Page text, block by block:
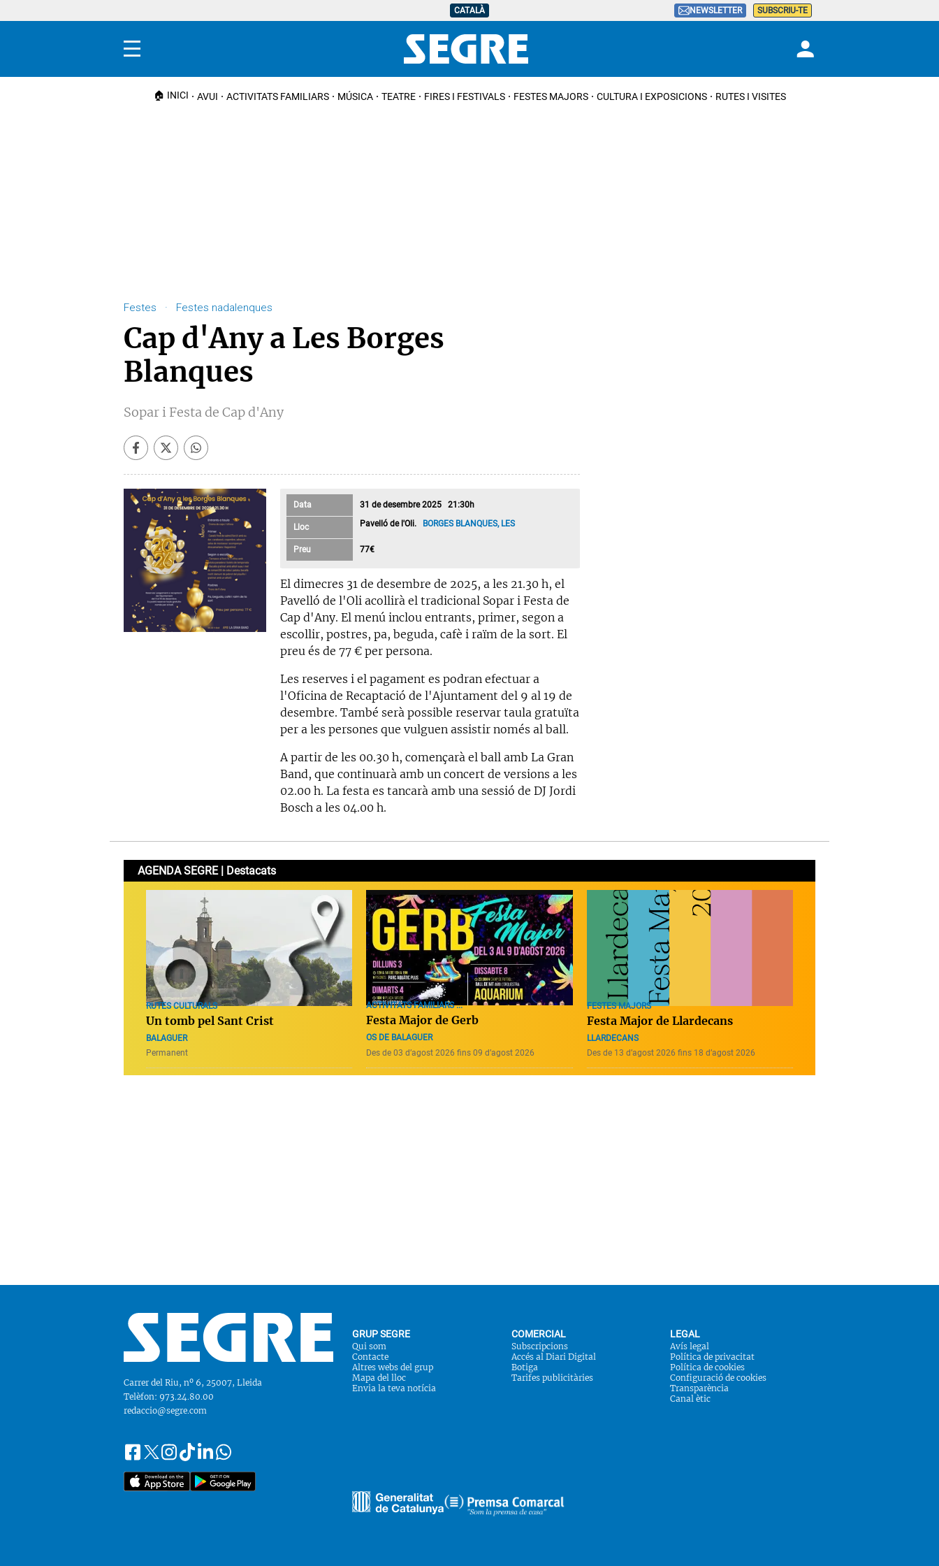
CATALÀ NEWSLETTER SUBSCRIU-TE
Menú
🏠 INICI AVUI ACTIVITATS FAMILIARS MÚSICA TEATRE FIRES I FESTIVALS FESTES MAJORS CULTURA I EXPOSICIONS RUTES I VISITES
Festes · Festes nadalenques
Cap d'Any a Les Borges
Blanques
Sopar i Festa de Cap d'Any
Data 31 de desembre 2025 21:30h
Lloc Pavelló de l'Oli. BORGES BLANQUES, LES
Preu 77€
El dimecres 31 de desembre de 2025, a les 21.30 h, el
Pavelló de l'Oli acollirà el tradicional Sopar i Festa de
Cap d'Any. El menú inclou entrants, primer, segon a
escollir, postres, pa, beguda, cafè i raïm de la sort. El
preu és de 77 € per persona.
Les reserves i el pagament es podran efectuar a
l'Oficina de Recaptació de l'Ajuntament del 9 al 19 de
desembre. També serà possible reservar taula gratuïta
per a les persones que vulguen assistir només al ball.
A partir de les 00.30 h, començarà el ball amb La Gran
Band, que continuarà amb un concert de versions a les
02.00 h. La festa es tancarà amb una sessió de DJ Jordi
Bosch a les 04.00 h.
AGENDA SEGRE | Destacats
RUTES CULTURALS
Un tomb pel Sant Crist
BALAGUER
Permanent
ACTIVITATS FAMILIARS ...
Festa Major de Gerb
OS DE BALAGUER
Des de 03 d’agost 2026 fins 09 d’agost 2026
FESTES MAJORS
Festa Major de Llardecans
LLARDECANS
Des de 13 d’agost 2026 fins 18 d’agost 2026
Carrer del Riu, nº 6, 25007, Lleida
Telèfon: 973.24.80.00
redaccio@segre.com
Segueix-
nos
a::
Facebook
Twitter
Instagram
TiktokLinkedin
Whatsapp
GRUP SEGRE
Qui som
Contacte
Altres webs del grup
Mapa del lloc
Envia la teva notícia
COMERCIAL
Subscripcions
Accés al Diari Digital
Botiga
Tarifes publicitàries
LEGAL
Avís legal
Política de privacitat
Política de cookies
Configuració de cookies
Transparència
Canal ètic